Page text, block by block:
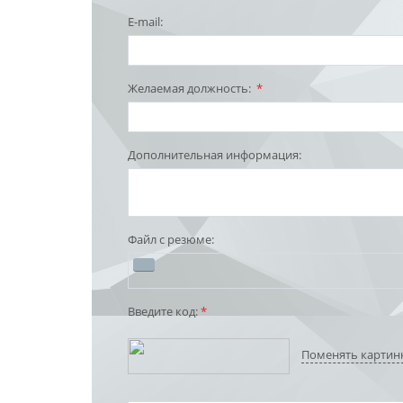
E-mail:
Желаемая должность: *
Дополнительная информация:
Файл с резюме:
Введите код:*
Поменять